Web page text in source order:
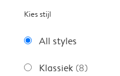
Kies stijl
All styles
Klassiek (8)